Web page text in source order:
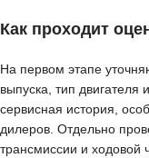
Как проходит
На первом этапе
выпуска, тип
сервисная история,
дилеров. Отдельно
трансмиссии и ходовой